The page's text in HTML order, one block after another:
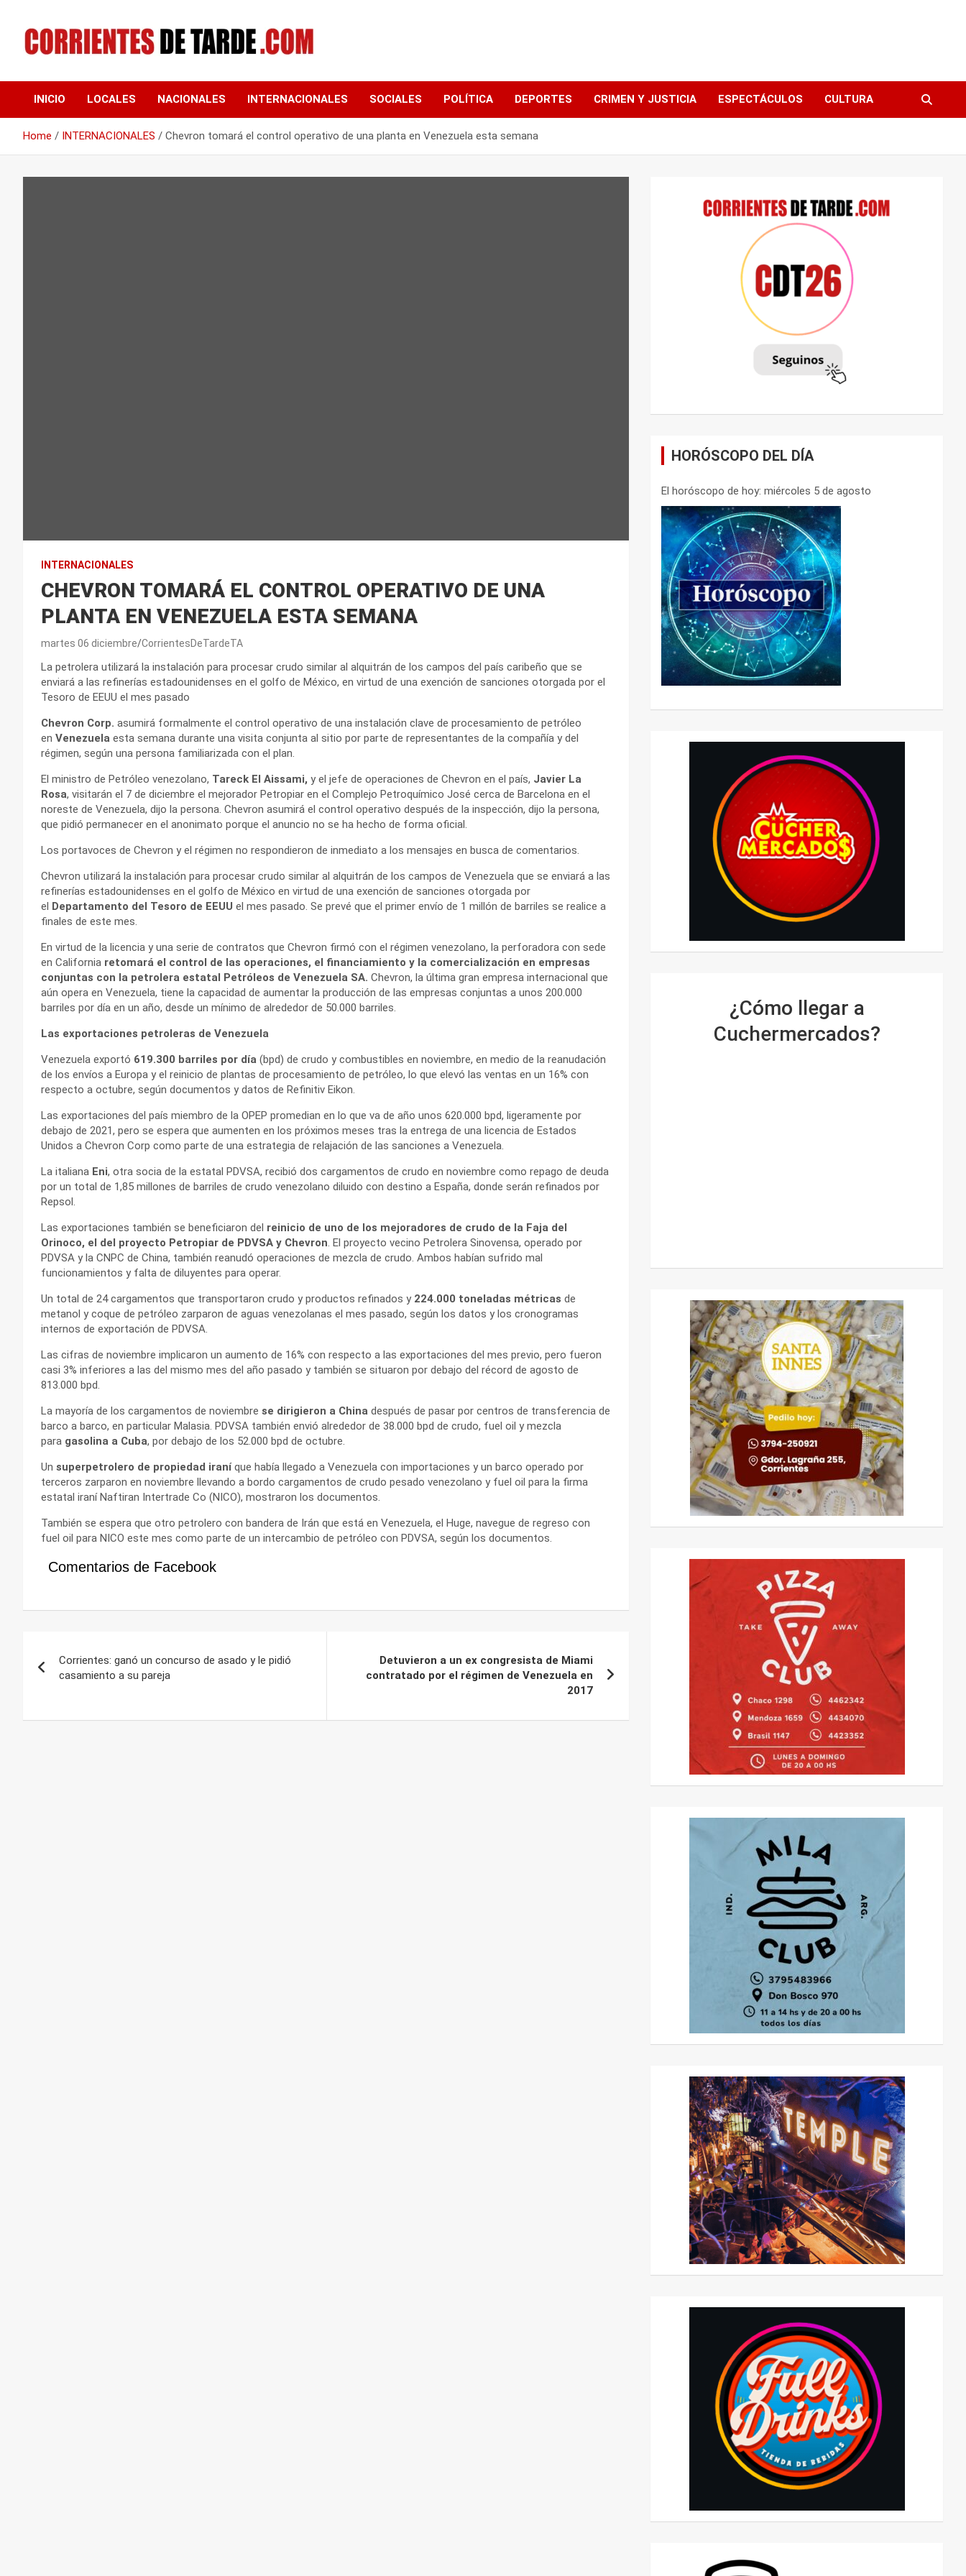
content
CORRIENTES DE
TARDE
INICIO LOCALES NACIONALES INTERNACIONALES SOCIALES POLÍTICA DEPORTES CRIMEN Y JUSTICIA ESPECTÁCULOS CULTURA
Home INTERNACIONALES Chevron tomará el control operativo de una planta en Venezuela esta semana
INTERNACIONALES
CHEVRON TOMARÁ EL CONTROL OPERATIVO DE UNA
PLANTA EN VENEZUELA ESTA SEMANA
martes 06 diciembre CorrientesDeTardeTA
La petrolera utilizará la instalación para procesar crudo similar al alquitrán de los campos del país caribeño que se
enviará a las refinerías estadounidenses en el golfo de México, en virtud de una exención de sanciones otorgada por el
Tesoro de EEUU el mes pasado
Chevron Corp. asumirá formalmente el control operativo de una instalación clave de procesamiento de petróleo
en Venezuela esta semana durante una visita conjunta al sitio por parte de representantes de la compañía y del
régimen, según una persona familiarizada con el plan.
El ministro de Petróleo venezolano, Tareck El Aissami, y el jefe de operaciones de Chevron en el país, Javier La
Rosa, visitarán el 7 de diciembre el mejorador Petropiar en el Complejo Petroquímico José cerca de Barcelona en el
noreste de Venezuela, dijo la persona. Chevron asumirá el control operativo después de la inspección, dijo la persona,
que pidió permanecer en el anonimato porque el anuncio no se ha hecho de forma oficial.
Los portavoces de Chevron y el régimen no respondieron de inmediato a los mensajes en busca de comentarios.
Chevron utilizará la instalación para procesar crudo similar al alquitrán de los campos de Venezuela que se enviará a las
refinerías estadounidenses en el golfo de México en virtud de una exención de sanciones otorgada por
el Departamento del Tesoro de EEUU el mes pasado. Se prevé que el primer envío de 1 millón de barriles se realice a
finales de este mes.
En virtud de la licencia y una serie de contratos que Chevron firmó con el régimen venezolano, la perforadora con sede
en California retomará el control de las operaciones, el financiamiento y la comercialización en empresas
conjuntas con la petrolera estatal Petróleos de Venezuela SA. Chevron, la última gran empresa internacional que
aún opera en Venezuela, tiene la capacidad de aumentar la producción de las empresas conjuntas a unos 200.000
barriles por día en un año, desde un mínimo de alrededor de 50.000 barriles.
Las exportaciones petroleras de Venezuela
Venezuela exportó 619.300 barriles por día (bpd) de crudo y combustibles en noviembre, en medio de la reanudación
de los envíos a Europa y el reinicio de plantas de procesamiento de petróleo, lo que elevó las ventas en un 16% con
respecto a octubre, según documentos y datos de Refinitiv Eikon.
Las exportaciones del país miembro de la OPEP promedian en lo que va de año unos 620.000 bpd, ligeramente por
debajo de 2021, pero se espera que aumenten en los próximos meses tras la entrega de una licencia de Estados
Unidos a Chevron Corp como parte de una estrategia de relajación de las sanciones a Venezuela.
La italiana Eni, otra socia de la estatal PDVSA, recibió dos cargamentos de crudo en noviembre como repago de deuda
por un total de 1,85 millones de barriles de crudo venezolano diluido con destino a España, donde serán refinados por
Repsol.
Las exportaciones también se beneficiaron del reinicio de uno de los mejoradores de crudo de la Faja del
Orinoco, el del proyecto Petropiar de PDVSA y Chevron. El proyecto vecino Petrolera Sinovensa, operado por
PDVSA y la CNPC de China, también reanudó operaciones de mezcla de crudo. Ambos habían sufrido mal
funcionamientos y falta de diluyentes para operar.
Un total de 24 cargamentos que transportaron crudo y productos refinados y 224.000 toneladas métricas de
metanol y coque de petróleo zarparon de aguas venezolanas el mes pasado, según los datos y los cronogramas
internos de exportación de PDVSA.
Las cifras de noviembre implicaron un aumento de 16% con respecto a las exportaciones del mes previo, pero fueron
casi 3% inferiores a las del mismo mes del año pasado y también se situaron por debajo del récord de agosto de
813.000 bpd.
La mayoría de los cargamentos de noviembre se dirigieron a China después de pasar por centros de transferencia de
barco a barco, en particular Malasia. PDVSA también envió alrededor de 38.000 bpd de crudo, fuel oil y mezcla
para gasolina a Cuba, por debajo de los 52.000 bpd de octubre.
Un superpetrolero de propiedad iraníque había llegado a Venezuela con importaciones y un barco operado por
terceros zarparon en noviembre llevando a bordo cargamentos de crudo pesado venezolano y fuel oil para la firma
estatal iraní Naftiran Intertrade Co (NICO), mostraron los documentos.
También se espera que otro petrolero con bandera de Irán que está en Venezuela, el Huge, navegue de regreso con
fuel oil para NICO este mes como parte de un intercambio de petróleo con PDVSA, según los documentos.
Comentarios de Facebook
de
Corrientes: ganó un concurso de asado y le pidió
casamiento a su pareja
Detuvieron a un ex congresista de Miami
contratado por el régimen de Venezuela en
2017
HORÓSCOPO DEL DÍA
El horóscopo de hoy: miércoles 5 de agosto
¿Cómo llegar a
Cuchermercados?